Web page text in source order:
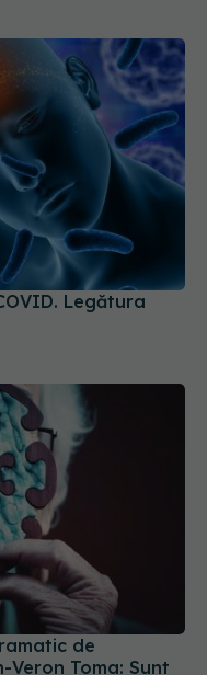
Legătura
Veron Toma: Sunt